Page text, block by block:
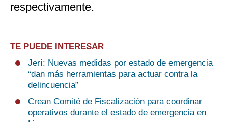
respectivamente.
TE PUEDE INTERESAR
Jerí: Nuevas medidas por estado de emergencia
“dan más herramientas para actuar contra la
delincuencia”
Crean Comité de Fiscalización para coordinar
operativos durante el estado de emergencia en